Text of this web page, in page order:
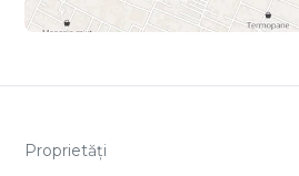
Proprietăți